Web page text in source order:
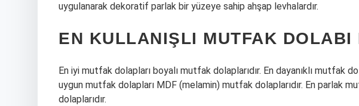
uygulanarak dekoratif parlak bir yüzeye sahip ahşap levhalardır.
EN KULLANIŞLI MUTFAK DOLABI
En iyi mutfak dolapları boyalı mutfak dolaplarıdır. En dayanıklı mutfak
uygun mutfak dolapları MDF (melamin) mutfak dolaplarıdır. En parlak
dolaplarıdır.